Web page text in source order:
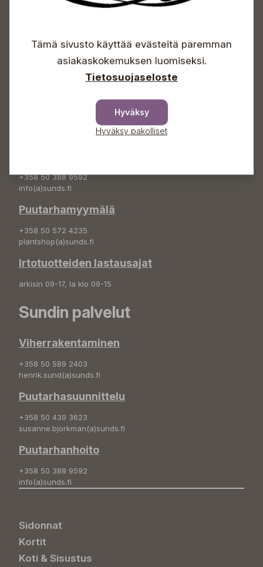
Lauantaisin 09-16
Info & vaihde
+358 50 388 9592
+358 50 388 9592
info(a)sunds.fi
Puutarhamyymälä
+358 50 572 4235
plantshop(a)sunds.fi
Irtotuotteiden lastausajat
arkisin 09-17, la klo 09-15
Sundin palvelut
Viherrakentaminen
+358 50 589 2403
henrik.sund(a)sunds.fi
Puutarhasuunnittelu
+358 50 439 3623
susanne.bjorkman(a)sunds.fi
Puutarhanhoito
+358 50 388 9592
info(a)sunds.fi
Sidonnat
Kortit
Koti & Sisustus
Tämä sivusto käyttää evästeitä paremman
asiakaskokemuksen luomiseksi.
Tietosuojaseloste
Hyväksy
Hyväksy pakolliset